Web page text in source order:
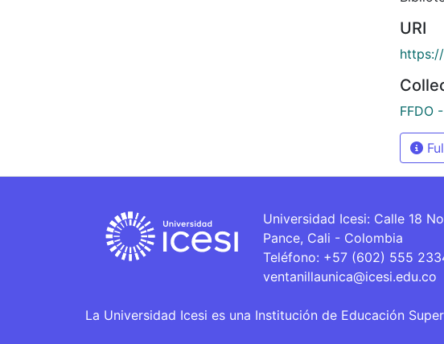
URI
FFDO
Universidad Icesi: Calle 18
Pance, Cali - Colombia
Teléfono: +57 (602) 555
ventanillaunica@icesi.edu.co
La Universidad Icesi es una Institución de Educación